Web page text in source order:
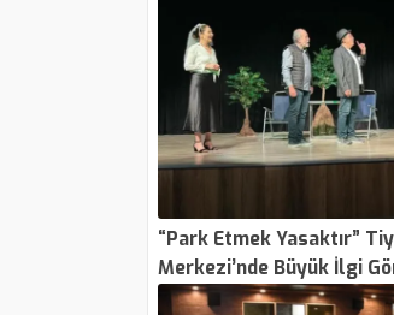
“Park Etmek Yasaktır”
Merkezi’nde Büyük İlgi